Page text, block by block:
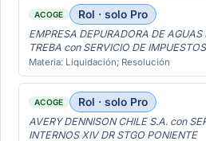
ACOGE Rol · solo Pro
EMPRESA DEPURADORA DE
TREBA con SERVICIO DE
Materia: Liquidación; Resolución
ACOGE Rol · solo Pro
AVERY DENNISON CHILE S.A. con
INTERNOS XIV DR STGO PONIENTE